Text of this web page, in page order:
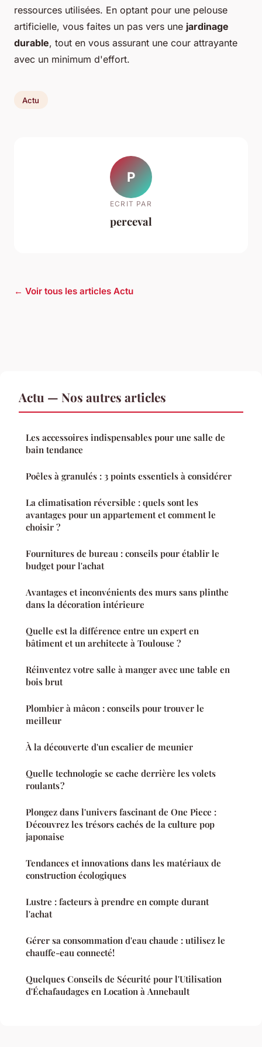
ressources utilisées. En optant pour une pelouse
artificielle, vous faites un pas vers une jardinage
durable, tout en vous assurant une cour attrayante
avec un minimum d'effort.
Actu
P
ECRIT PAR
perceval
← Voir tous les articles Actu
Actu — Nos autres articles
Les accessoires indispensables pour une salle de
bain tendance
Poêles à granulés : 3 points essentiels à considérer
La climatisation réversible : quels sont les
avantages pour un appartement et comment le
choisir ?
Fournitures de bureau : conseils pour établir le
budget pour l'achat
Avantages et inconvénients des murs sans plinthe
dans la décoration intérieure
Quelle est la différence entre un expert en
bâtiment et un architecte à Toulouse ?
Réinventez votre salle à manger avec une table en
bois brut
Plombier à mâcon : conseils pour trouver le
meilleur
À la découverte d'un escalier de meunier
Quelle technologie se cache derrière les volets
roulants ?
Plongez dans l'univers fascinant de One Piece :
Découvrez les trésors cachés de la culture pop
japonaise
Tendances et innovations dans les matériaux de
construction écologiques
Lustre : facteurs à prendre en compte durant
l'achat
Gérer sa consommation d'eau chaude : utilisez le
chauffe-eau connecté!
Quelques Conseils de Sécurité pour l'Utilisation
d'Échafaudages en Location à Annebault